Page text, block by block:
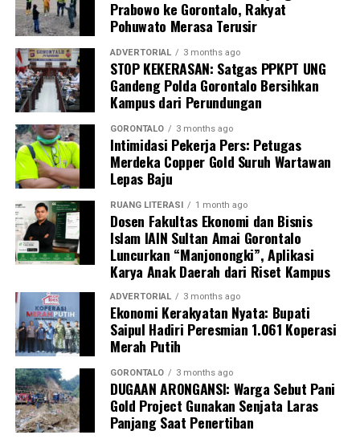
digiring ke posko untuk menjalani proses administrasi
yustisial, meliputi pembuatan Berita Acara Pemeriksaan
(BAP) lisan serta penandatanganan surat pernyataan
bermeterai untuk tidak mengulangi perbuatan tersebut.
Sebagai langkah lanjutan, draf data klinis identitas para
pegawai yang terjaring akan segera diteruskan secara
resmi ke instansi atau Organisasi Perangkat Daerah
(OPD) asal mereka sebagai bahan evaluasi dan
pembinaan internal oleh kepala dinas.
“Seluruh hasil pendataan orisinal ini akan kami kirimkan
ke instansi masing-masing hari ini juga. Selain itu, draf
laporan ini kami tembuskan langsung kepada Bapak Wali
Kota Gorontalo melalui Sekretaris Daerah sebagai
bentuk pertanggungjawaban konkret hasil razia,”
pungkas Marwan.
Melalui skema pengawasan berlapis dan berkala ini,
Pemerintah Kota Gorontalo memproyeksikan adanya
grafik kenaikan tingkat kedisiplinan aparatur. Dengan
demikian, kualitas pelayanan publik kepada masyarakat
dapat berjalan secara optimal tanpa terganggu oleh
Prabowo ke Gorontalo, Rakyat
Pohuwato Merasa Terusir
ADVERTORIAL 3 months ago
STOP KEKERASAN: Satgas PPKPT UNG
Gandeng Polda Gorontalo Bersihkan
Kampus dari Perundungan
GORONTALO 3 months ago
Intimidasi Pekerja Pers: Petugas
Merdeka Copper Gold Suruh Wartawan
Lepas Baju
RUANG LITERASI 1 month ago
Dosen Fakultas Ekonomi dan Bisnis
Islam IAIN Sultan Amai Gorontalo
Luncurkan “Manjonongki”, Aplikasi
Karya Anak Daerah dari Riset Kampus
ADVERTORIAL 3 months ago
Ekonomi Kerakyatan Nyata: Bupati
Saipul Hadiri Peresmian 1.061 Koperasi
Merah Putih
GORONTALO 3 months ago
DUGAAN ARONGANSI: Warga Sebut Pani
Gold Project Gunakan Senjata Laras
Panjang Saat Penertiban